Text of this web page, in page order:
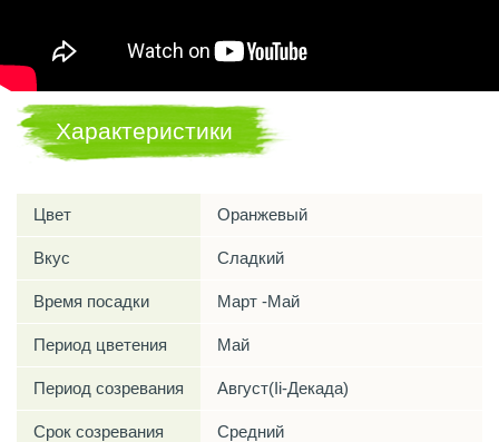
Характеристики
Цвет Оранжевый
Вкус Сладкий
Время посадки Март -Май
Период цветения Май
Период созревания Август(Ii-Декада)
Срок созревания Средний